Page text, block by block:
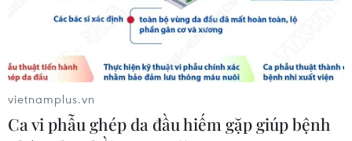
Đức tuyên án chung thân đối tượng
gây vụ lao xe vào đám đông ở
06/08/2026 15:57
vietnamplus.vn
Ca vi phẫu ghép da đầu hiếm gặp giúp bệnh